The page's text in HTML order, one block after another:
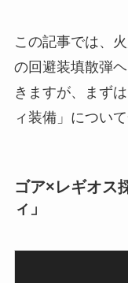
この記事では、
の回避装填散弾
きますが、まず
ィ装備」につい
ゴア×レギオス
ィ」